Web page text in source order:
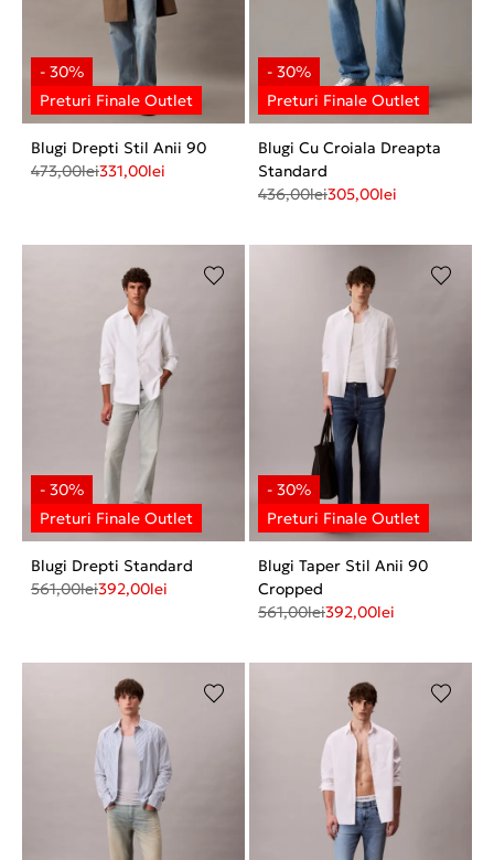
Blugi Drepti Stil Anii 90
473,00lei331,00lei
Blugi Cu Croiala Dreapta
Standard
436,00lei305,00lei
Blugi Drepti Standard
561,00lei392,00lei
Blugi Taper Stil Anii 90
Cropped
561,00lei392,00lei